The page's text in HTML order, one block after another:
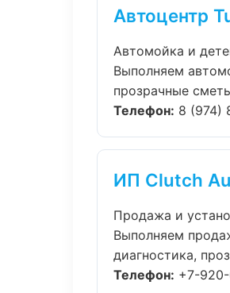
Автоцентр
Автомойка и
Выполняем
прозрачные
Телефон: 8 (974)
ИП Clutch
Продажа и
Выполняем
диагностика,
Телефон: +7-